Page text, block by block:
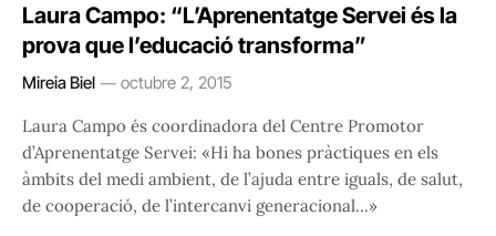
Laura Campo: “L’Aprenentatge Servei és la
prova que l’educació transforma”
Mireia Biel octubre 2, 2015
Laura Campo és coordinadora del Centre Promotor
d’Aprenentatge Servei: «Hi ha bones pràctiques en els
àmbits del medi ambient, de l’ajuda entre iguals, de salut,
de cooperació, de l’intercanvi generacional…»